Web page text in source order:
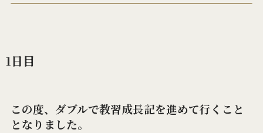
1日目
この度、ダブルで教習成長記を進めて行くこと
となりました。